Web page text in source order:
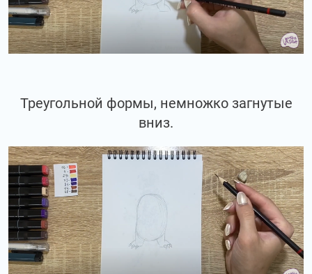
Треугольной формы, немножко загнутые
вниз.